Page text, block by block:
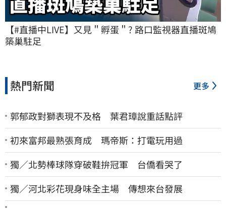
【#直播中LIVE】又見＂孵蛋＂? 路口監視器直播斑鳩
築巢駐足
熱門新聞 更多
郭郁政對獅表現不及格 葉君璋說重話點評
初來富邦最熟張育成 瑪帝斯：打電玩用過
獨／北勢棒球隊穿破鞋拚冠軍 台僑看哭了
獨／河北彩花現身味全主場 傳想來台發展